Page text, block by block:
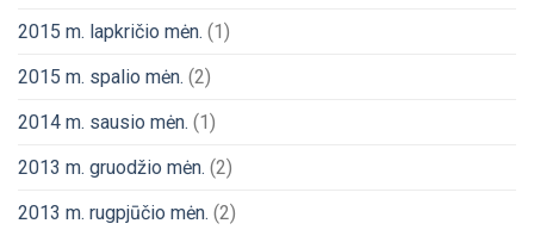
2015 m. lapkričio mėn. (1)
2015 m. spalio mėn. (2)
2014 m. sausio mėn. (1)
2013 m. gruodžio mėn. (2)
2013 m. rugpjūčio mėn. (2)